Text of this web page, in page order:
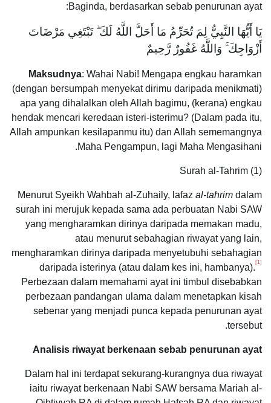
Baginda, berdasarkan sebab penurunan ayat:
يَا أَيُّهَا النَّبِيُّ لِمَ تُحَرِّمُ مَا أَحَلَّ اللَّهُ لَكَ ۖ تَبْتَغِي مَرْضَاتَ
أَزْوَاجِكَ ۚ وَاللَّهُ غَفُورٌ رَّحِيمٌ
Maksudnya: Wahai Nabi! Mengapa engkau haramkan
(dengan bersumpah menyekat dirimu daripada menikmati)
apa yang dihalalkan oleh Allah bagimu, (kerana) engkau
hendak mencari keredaan isteri-isterimu? (Dalam pada itu,
Allah ampunkan kesilapanmu itu) dan Allah sememangnya
Maha Pengampun, lagi Maha Mengasihani.
Surah al-Tahrim (1)
Menurut Syeikh Wahbah al-Zuhaily, lafaz al-tahrim dalam
surah ini merujuk kepada sama ada perbuatan Nabi SAW
yang mengharamkan dirinya daripada memakan madu,
atau menurut sebahagian riwayat yang lain,
mengharamkan dirinya daripada menyetubuhi sebahagian
daripada isterinya (atau dalam kes ini, hambanya). [1]
Perbezaan dalam memahami ayat ini timbul disebabkan
perbezaan pandangan ulama dalam menetapkan kisah
sebenar yang menjadi punca kepada penurunan ayat
tersebut.
Analisis riwayat berkenaan sebab penurunan ayat
Dalam hal ini terdapat sekurang-kurangnya dua riwayat
iaitu riwayat berkenaan Nabi SAW bersama Mariah al-